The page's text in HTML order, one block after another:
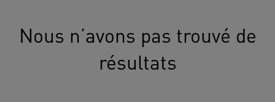
Nous n’avons pas trouvé de
résultats